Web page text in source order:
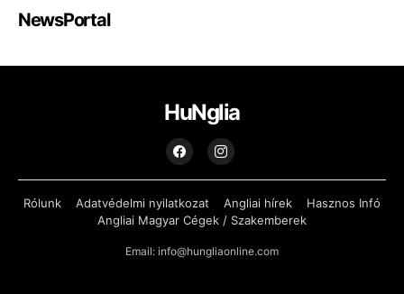
NewsPortal
HuNglia
Rólunk Adatvédelmi nyilatkozat Angliai hírek
Hasznos Infó
Angliai Magyar Cégek / Szakemberek
Email: info@hungliaonline.com